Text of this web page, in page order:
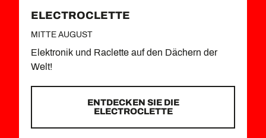
ELECTROCLETTE
MITTE AUGUST
Elektronik und Raclette auf den Dächern der
Welt!
ENTDECKEN SIE DIE
ELECTROCLETTE